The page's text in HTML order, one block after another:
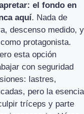
el fondo en
aquí. Nada de
descenso medido, y
protagonista.
esta opción
con seguridad
lastres,
pero la esencia
tríceps y parte